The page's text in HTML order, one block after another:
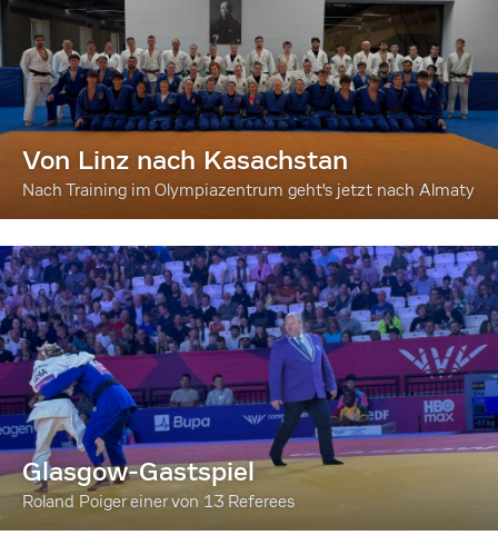
Von Linz nach Kasachstan
Nach Training im Olympiazentrum geht's jetzt nach Almaty
Glasgow-Gastspiel
Roland Poiger einer von 13 Referees